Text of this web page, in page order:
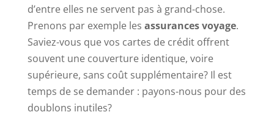
d’entre elles ne servent pas à grand-chose.
Prenons par exemple les assurances voyage.
Saviez-vous que vos cartes de crédit offrent
souvent une couverture identique, voire
supérieure, sans coût supplémentaire? Il est
temps de se demander : payons-nous pour des
doublons inutiles?